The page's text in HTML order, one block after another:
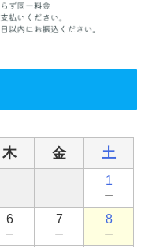
木 金 土
1
－
6
－
7
－
8
－